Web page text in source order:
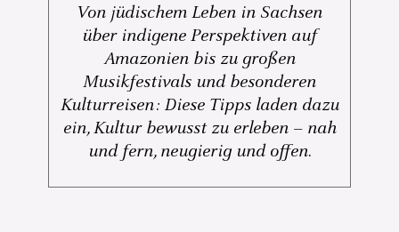
Von jüdischem Leben in Sachsen
über indigene Perspektiven auf
Amazonien bis zu großen
Musikfestivals und besonderen
Kulturreisen: Diese Tipps laden dazu
ein, Kultur bewusst zu erleben – nah
und fern, neugierig und offen.